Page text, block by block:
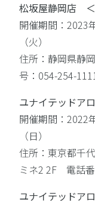
松坂屋静岡店
開催期間：2023
（火）
住所：静岡県静
号：054-254-
ユナイテッドア
開催期間：2022
（日）
住所：東京都千
ミネ2 2F 電話
ユナイテッドア